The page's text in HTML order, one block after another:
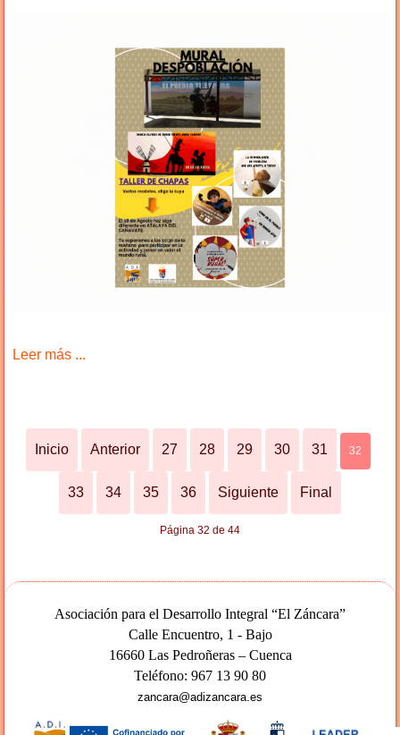
Leer más ...
Inicio Anterior 27 28 29 30 31 32
33 34 35 36 Siguiente Final
Página 32 de 44
Asociación para el Desarrollo Integral “El Záncara”
Calle Encuentro, 1 - Bajo
16660 Las Pedroñeras – Cuenca
Teléfono: 967 13 90 80
zancara@adizancara.es